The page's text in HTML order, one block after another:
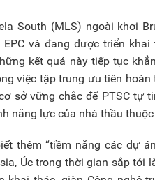
South (MLS) ngoài khơi
và đang được triển
kết quả này tiếp tục
việc tập trung ưu tiên hoàn
sở vững chắc để PTSC tự
năng lực của nhà thầu thuộc
thêm “tiềm năng các dự
Úc trong thời gian sắp tới